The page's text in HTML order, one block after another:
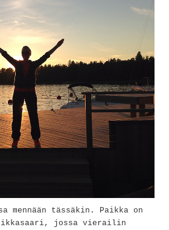
mennään tässäkin. Paikka on
jossa vierailin